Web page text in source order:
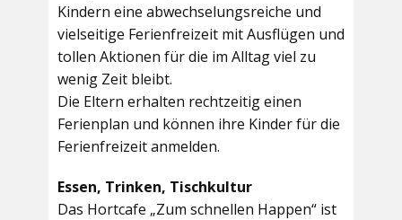
Kindern eine abwechselungsreiche und
vielseitige Ferienfreizeit mit Ausflügen und
tollen Aktionen für die im Alltag viel zu
wenig Zeit bleibt.
Die Eltern erhalten rechtzeitig einen
Ferienplan und können ihre Kinder für die
Ferienfreizeit anmelden.
Essen, Trinken, Tischkultur
Das Hortcafe „Zum schnellen Happen“ ist